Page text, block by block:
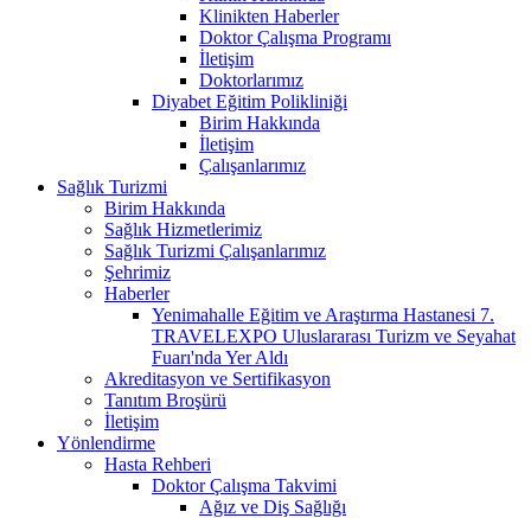
Klinikten Haberler
Doktor Çalışma Programı
İletişim
Doktorlarımız
Diyabet Eğitim Polikliniği
Birim Hakkında
İletişim
Çalışanlarımız
Sağlık Turizmi
Birim Hakkında
Sağlık Hizmetlerimiz
Sağlık Turizmi Çalışanlarımız
Şehrimiz
Haberler
Yenimahalle Eğitim ve Araştırma Hastanesi 7.
TRAVELEXPO Uluslararası Turizm ve Seyahat
Fuarı'nda Yer Aldı
Akreditasyon ve Sertifikasyon
Tanıtım Broşürü
İletişim
Yönlendirme
Hasta Rehberi
Doktor Çalışma Takvimi
Ağız ve Diş Sağlığı